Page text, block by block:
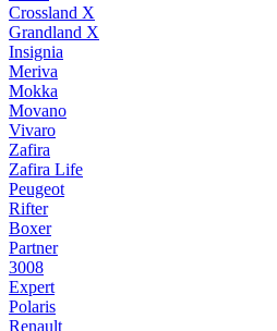
Crossland X
Grandland X
Insignia
Meriva
Mokka
Movano
Vivaro
Zafira
Zafira Life
Peugeot
Rifter
Boxer
Partner
3008
Expert
Polaris
Renault